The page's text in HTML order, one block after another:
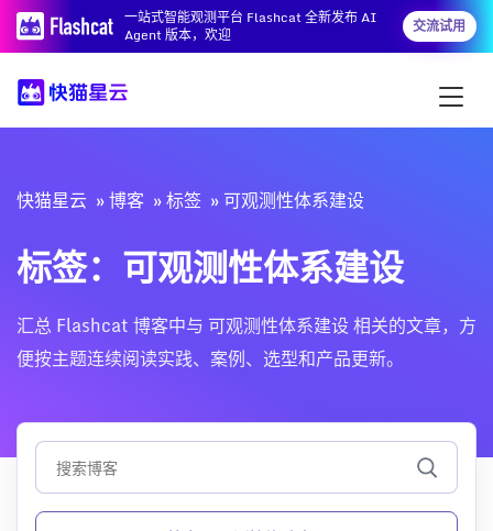
一站式智能观测平台 Flashcat 全新发布 AI
Agent 版本，欢迎
交流试用
快猫星云 博客 标签 可观测性体系建设
标签：可观测性体系建设
汇总 Flashcat 博客中与 可观测性体系建设 相关的文章，方
便按主题连续阅读实践、案例、选型和产品更新。